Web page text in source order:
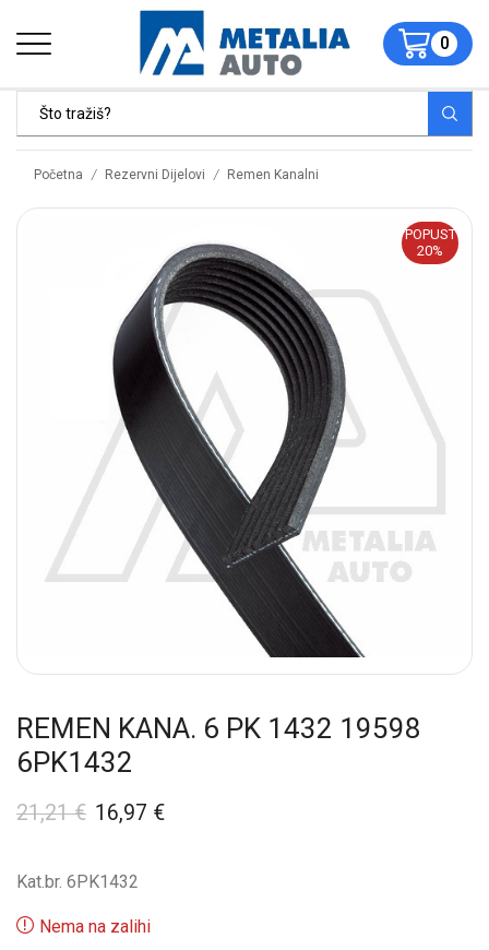
0
Početna / Rezervni Dijelovi / Remen Kanalni
POPUST
20%
REMEN KANA. 6 PK 1432 19598
6PK1432
21,21€ 16,97 €
Kat.br. 6PK1432
Nema na zalihi